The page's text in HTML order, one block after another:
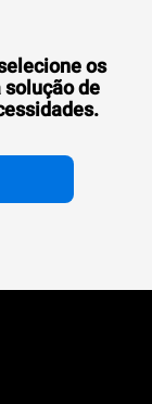
os
solução de